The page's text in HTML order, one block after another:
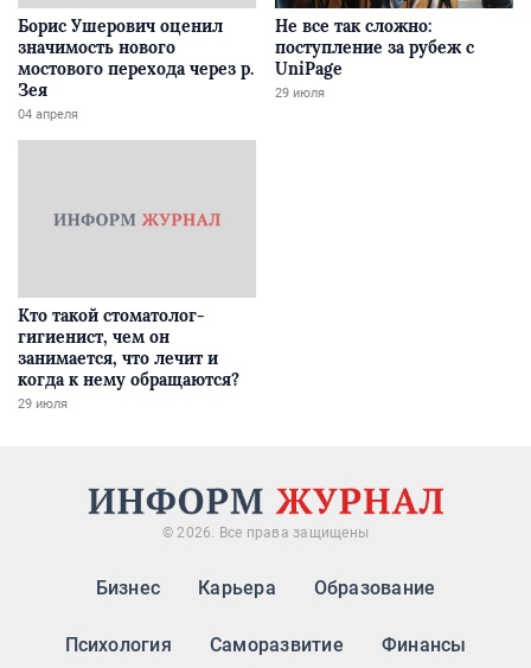
Борис Ушерович оценил
значимость нового
мостового перехода через р.
Зея
04 апреля
Не все так сложно:
поступление за рубеж с
UniPage
29 июля
Кто такой стоматолог-
гигиенист, чем он
занимается, что лечит и
когда к нему обращаются?
29 июля
© 2026. Все права защищены
Бизнес Карьера Образование
Психология Саморазвитие Финансы